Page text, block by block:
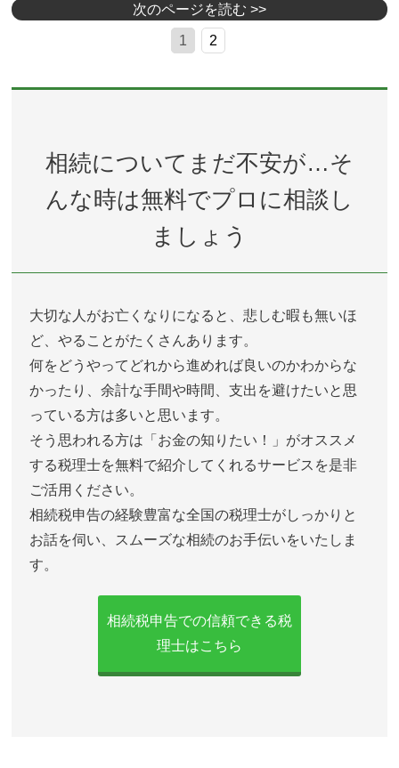
次のページを読む >>
1 2
相続についてまだ不安が…そ
んな時は無料でプロに相談し
ましょう
大切な人がお亡くなりになると、悲しむ暇も無いほ
ど、やることがたくさんあります。
何をどうやってどれから進めれば良いのかわからな
かったり、余計な手間や時間、支出を避けたいと思
っている方は多いと思います。
そう思われる方は「お金の知りたい！」がオススメ
する税理士を無料で紹介してくれるサービスを是非
ご活用ください。
相続税申告の経験豊富な全国の税理士がしっかりと
お話を伺い、スムーズな相続のお手伝いをいたしま
す。
相続税申告での信頼できる税
理士はこちら